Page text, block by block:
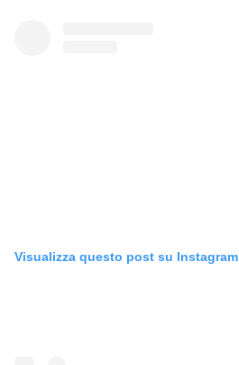
Visualizza questo post su Instagram